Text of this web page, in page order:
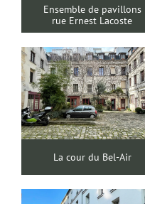
Ensemble de pavillons
rue Ernest Lacoste
La cour du Bel-Air